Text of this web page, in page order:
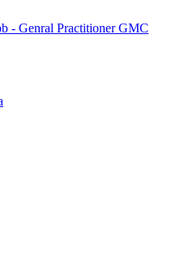
- Genral Practitioner GMC